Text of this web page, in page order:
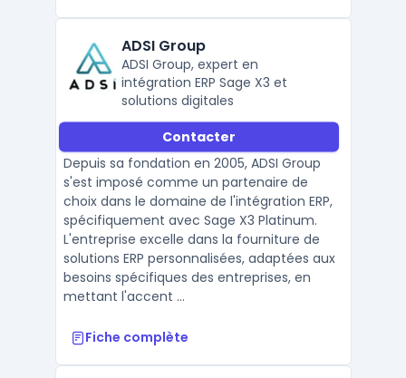
ADSI Group
ADSI Group, expert en
intégration ERP Sage X3 et
solutions digitales
Contacter
Depuis sa fondation en 2005, ADSI Group
s'est imposé comme un partenaire de
choix dans le domaine de l'intégration ERP,
spécifiquement avec Sage X3 Platinum.
L'entreprise excelle dans la fourniture de
solutions ERP personnalisées, adaptées aux
besoins spécifiques des entreprises, en
mettant l'accent ...
Fiche complète